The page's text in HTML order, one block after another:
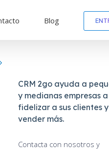
Blog
CRM 2go ayuda a
y medianas empresas a
fidelizar a sus clientes y
vender más.
Contacta con nosotros y